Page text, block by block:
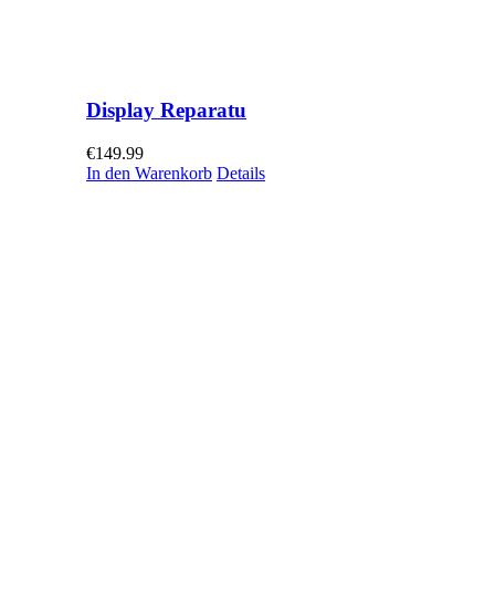
Display Reparatu
€149.99
In den Warenkorb Details